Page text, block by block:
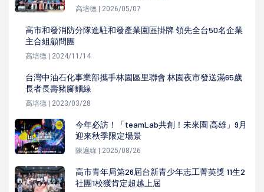
高培德 | 2026/05/07
高市和發消防分隊進駐和發產業園區掛牌 領先全台50名企業
主合組顧問團
高培德 | 2024/11/14
台灣中油石化事業部攜手林園區里聯會 林園夜市發送滿65歲
長者長壽豬腳麵線
高培德 | 2023/03/28
今年必訪！「teamLab共創！未來園 高雄」9月
迎來秋季限定場景
陳遍綠 | 2025/08/26
高市青年局第26屆台新青少年志工菁英獎 11生2
社團1校獲肯定超越上屆